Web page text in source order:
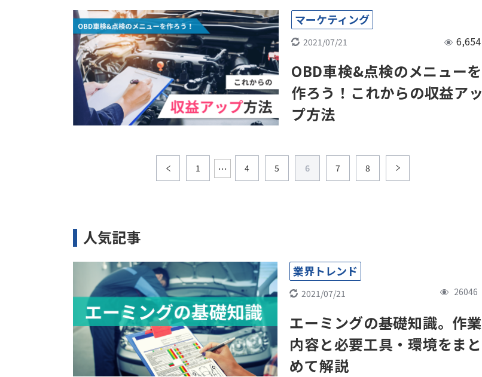
マーケティング
2021/07/21 6,654
OBD車検&点検のメニューを
作ろう！これからの収益アッ
プ方法
1 … 4 5 6 7 8
人気記事
業界トレンド
2021/07/21 26046
エーミングの基礎知識。作業
内容と必要工具・環境をまと
めて解説